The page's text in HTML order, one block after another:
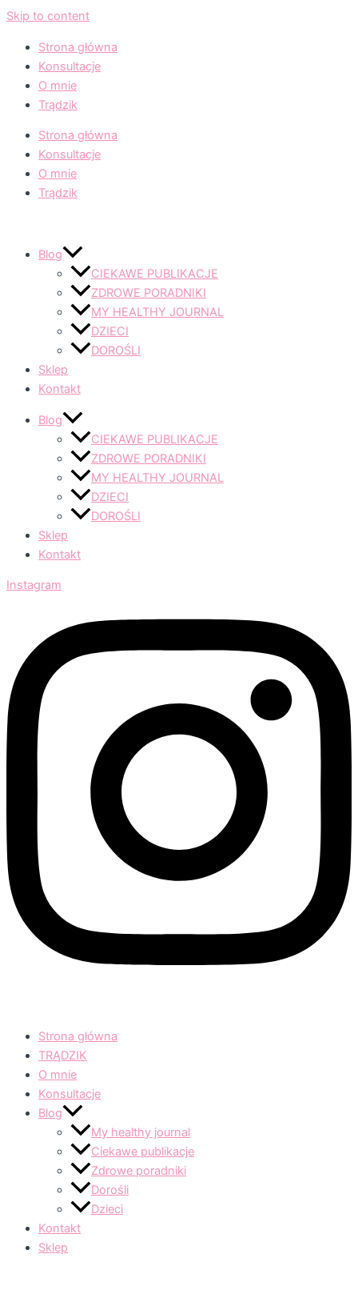
Skip to content
Strona główna
Konsultacje
O mnie
Trądzik
Strona główna
Konsultacje
O mnie
Trądzik
Blog
CIEKAWE PUBLIKACJE
ZDROWE PORADNIKI
MY HEALTHY JOURNAL
DZIECI
DOROŚLI
Sklep
Kontakt
Blog
CIEKAWE PUBLIKACJE
ZDROWE PORADNIKI
MY HEALTHY JOURNAL
DZIECI
DOROŚLI
Sklep
Kontakt
Instagram
Strona główna
TRĄDZIK
O mnie
Konsultacje
Blog
My healthy journal
Ciekawe publikacje
Zdrowe poradniki
Dorośli
Dzieci
Kontakt
Sklep